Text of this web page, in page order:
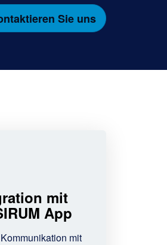
Sie uns
mit
App
mit